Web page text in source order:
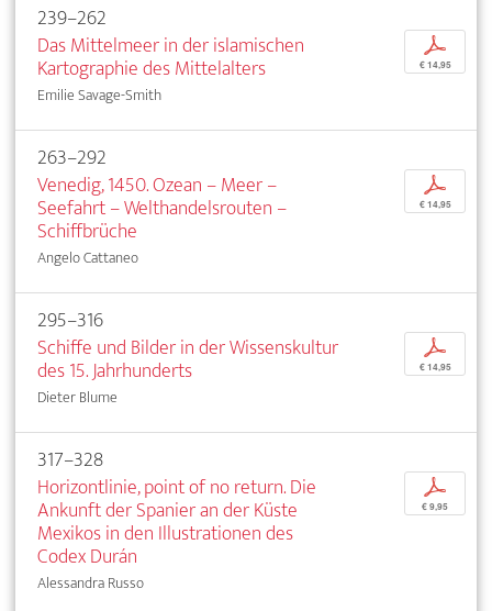
239–262
Das Mittelmeer in der islamischen
Kartographie des Mittelalters
Emilie Savage-Smith
p
€ 14,95
263–292
Venedig, 1450. Ozean – Meer –
Seefahrt – Welthandelsrouten –
Schiffbrüche
Angelo Cattaneo
p
€ 14,95
295–316
Schiffe und Bilder in der Wissenskultur
des 15. Jahrhunderts
Dieter Blume
p
€ 14,95
317–328
Horizontlinie, point of no return. Die
Ankunft der Spanier an der Küste
Mexikos in den Illustrationen des
Codex Durán
Alessandra Russo
p
€ 9,95